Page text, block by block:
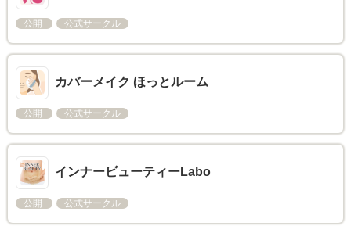
公開 公式サークル
カバーメイク ほっとルーム
公開 公式サークル
インナービューティーLabo
公開 公式サークル